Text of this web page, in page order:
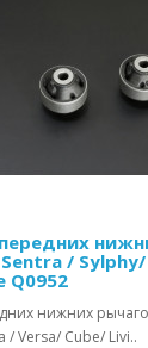
/
Q0952
нижних
/ Versa/ Cube/ Livi..